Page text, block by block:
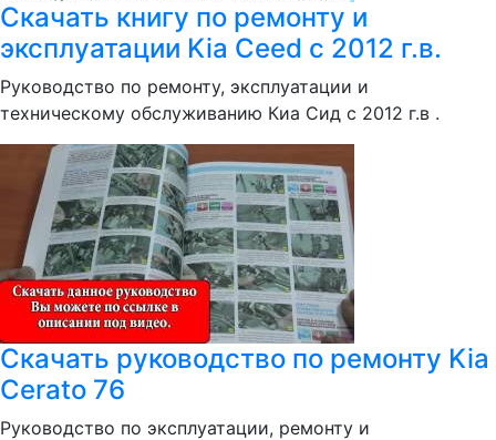
Скачать книгу по ремонту и
эксплуатации Kia Ceed с 2012 г.в.
Руководство по ремонту, эксплуатации и
техническому обслуживанию Киа Сид с 2012 г.в .
Скачать руководство по ремонту Kia
Cerato 76
Руководство по эксплуатации, ремонту и